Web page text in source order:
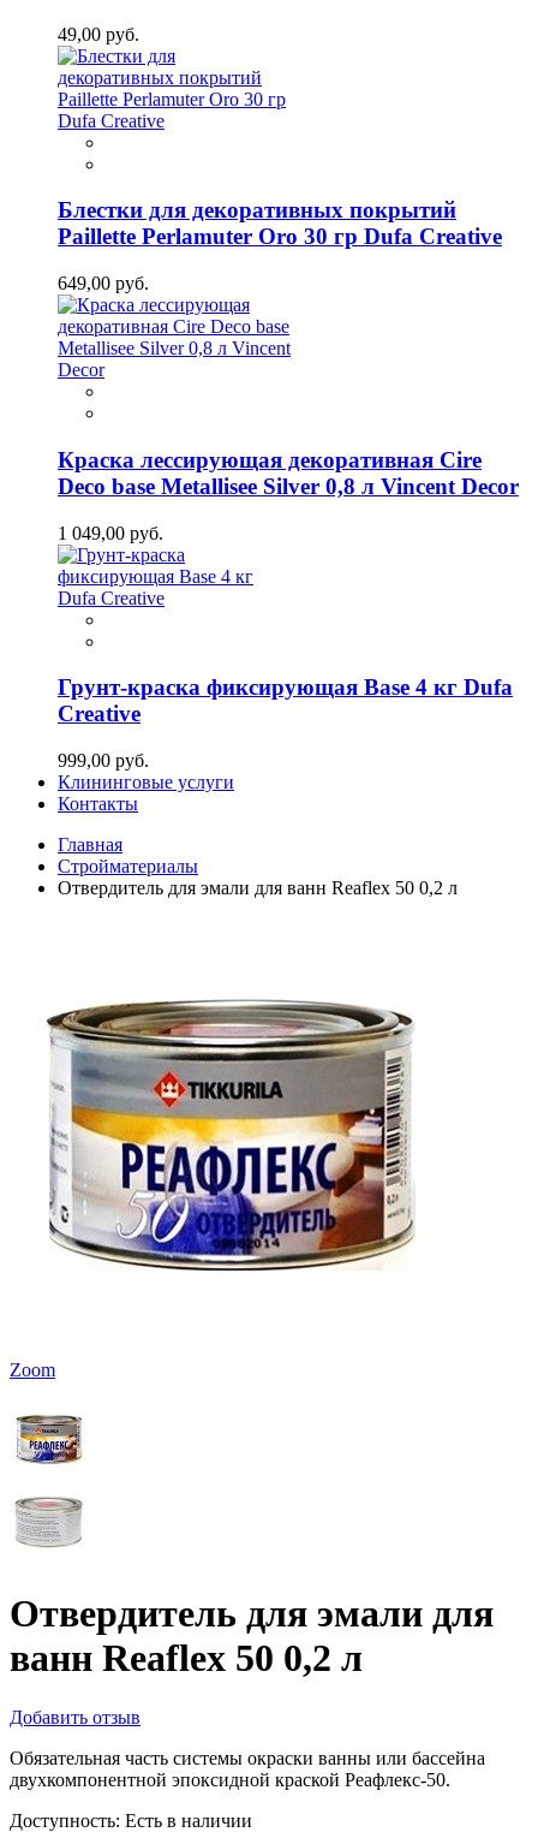
49,00 руб.
Блестки для декоративных покрытий
Paillette Perlamuter Oro 30 гр Dufa Creative
649,00 руб.
Краска лессирующая декоративная Cire
Deco base Metallisee Silver 0,8 л Vincent Decor
1 049,00 руб.
Грунт-краска фиксирующая Base 4 кг Dufa
Creative
999,00 руб.
Клининговые услуги
Контакты
Главная
Стройматериалы
Отвердитель для эмали для ванн Reaflex 50 0,2 л
Zoom
Отвердитель для эмали для
ванн Reaflex 50 0,2 л
Добавить отзыв
Обязательная часть системы окраски ванны или бассейна
двухкомпонентной эпоксидной краской Реафлекс-50.
Доступность: Есть в наличии